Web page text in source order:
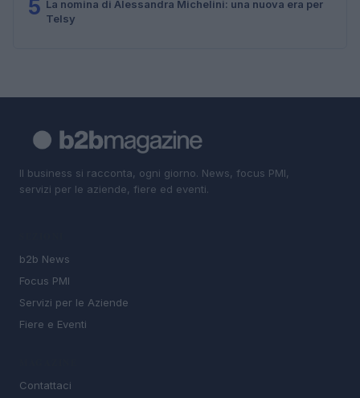
5 La nomina di Alessandra Michelini: una nuova era per
Telsy
Il business si racconta, ogni giorno. News, focus PMI,
servizi per le aziende, fiere ed eventi.
b2b News
Focus PMI
Servizi per le Aziende
Fiere e Eventi
Contattaci